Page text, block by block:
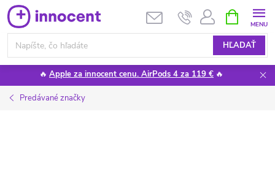
Prejsť
na
obsah
HĽADAŤ
KOŠÍK
🔥 Apple za innocent cenu. AirPods 4 za 119 € 🔥
Predávané značky